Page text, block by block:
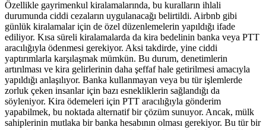
Özellikle gayrimenkul kiralamalarında, bu kuralların ihlali
durumunda ciddi cezaların uygulanacağı belirtildi. Airbnb gibi
günlük kiralamalar için de özel düzenlemelerin yapıldığı ifade
ediliyor. Kısa süreli kiralamalarda da kira bedelinin banka veya PTT
aracılığıyla ödenmesi gerekiyor. Aksi takdirde, yine ciddi
yaptırımlarla karşılaşmak mümkün. Bu durum, denetimlerin
artırılması ve kira gelirlerinin daha şeffaf hale getirilmesi amacıyla
yapıldığı anlaşılıyor. Banka kullanmayan veya bu tür işlemlerde
zorluk çeken insanlar için bazı esnekliklerin sağlandığı da
söyleniyor. Kira ödemeleri için PTT aracılığıyla gönderim
yapabilmek, bu noktada alternatif bir çözüm sunuyor. Ancak, mülk
sahiplerinin mutlaka bir banka hesabının olması gerekiyor. Bu tür bir